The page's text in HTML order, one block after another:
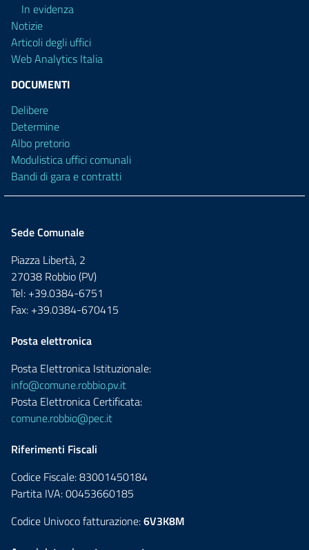
In evidenza
Notizie
Articoli degli uffici
Web Analytics Italia
DOCUMENTI
Delibere
Determine
Albo pretorio
Modulistica uffici comunali
Bandi di gara e contratti
Sede Comunale
Piazza Libertà, 2
27038 Robbio (PV)
Tel: +39.0384-6751
Fax: +39.0384-670415
Posta elettronica
Posta Elettronica Istituzionale:
info@comune.robbio.pv.it
Posta Elettronica Certificata:
comune.robbio@pec.it
Riferimenti Fiscali
Codice Fiscale: 83001450184
Partita IVA: 00453660185
Codice Univoco fatturazione:6V3K8M